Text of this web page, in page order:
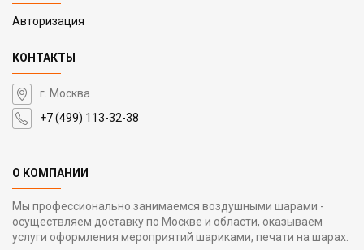
Авторизация
КОНТАКТЫ
г. Москва
+7 (499) 113-32-38
О КОМПАНИИ
Мы профессионально занимаемся воздушными шарами -
осуществляем доставку по Москве и области, оказываем
услуги оформления мероприятий шариками, печати на шарах.